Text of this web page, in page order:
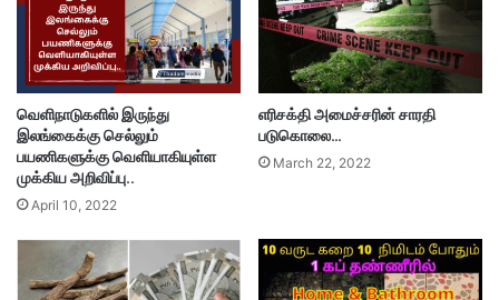
வெளிநாடுகளில் இருந்து
இலங்கைக்கு செல்லும்
பயணிகளுக்கு வெளியாகியுள்ள
முக்கிய அறிவிப்பு..
April 10, 2022
எரிசக்தி அமைச்சரின் சாரதி
படுகொலை…
March 22, 2022